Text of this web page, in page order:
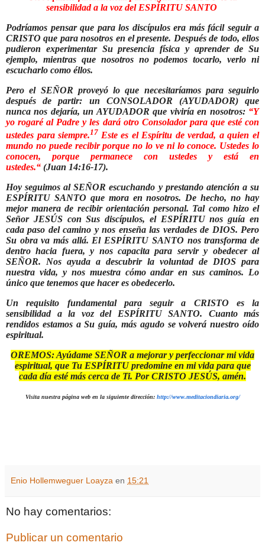
sensibilidad a la voz del ESPÍRITU SANTO
Podríamos pensar que para los discípulos era más fácil seguir a
CRISTO que para nosotros en el presente. Después de todo, ellos
pudieron experimentar Su presencia física y aprender de Su
ejemplo, mientras que nosotros no podemos tocarlo, verlo ni
escucharlo como éllos.
Pero el SEÑOR proveyó lo que necesitaríamos para seguirlo
después de partir: un CONSOLADOR (AYUDADOR) que
nunca nos dejaría, un AYUDADOR que viviría en nosotros: “Y
yo rogaré al Padre y les dará otro Consolador para que esté con
ustedes para siempre.17 Este es el Espíritu de verdad, a quien el
mundo no puede recibir porque no lo ve ni lo conoce. Ustedes lo
conocen, porque permanece con ustedes y está en
ustedes.“ (Juan 14:16-17).
Hoy seguimos al SEÑOR escuchando y prestando atención a su
ESPÍRITU SANTO que mora en nosotros. De hecho, no hay
mejor manera de recibir orientación personal. Tal como hizo el
Señor JESÚS con Sus discípulos, el ESPÍRITU nos guía en
cada paso del camino y nos enseña las verdades de DIOS. Pero
Su obra va más allá. El ESPÍRITU SANTO nos transforma de
dentro hacia fuera, y nos capacita para servir y obedecer al
SEÑOR. Nos ayuda a descubrir la voluntad de DIOS para
nuestra vida, y nos muestra cómo andar en sus caminos. Lo
único que tenemos que hacer es obedecerlo.
Un requisito fundamental para seguir a CRISTO es la
sensibilidad a la voz del ESPÍRITU SANTO. Cuanto más
rendidos estamos a Su guía, más agudo se volverá nuestro oído
espiritual.
OREMOS: Ayúdame SEÑOR a mejorar y perfeccionar mi vida
espiritual, que Tu ESPÍRITU predomine en mi vida para que
cada día esté más cerca de Ti. Por CRISTO JESÚS, amén.
Visita nuestra página web en la siguiente dirección: http://www.meditaciondiaria.org/
Enio Hollemweguer Loayza en 15:21
No hay comentarios:
Publicar un comentario